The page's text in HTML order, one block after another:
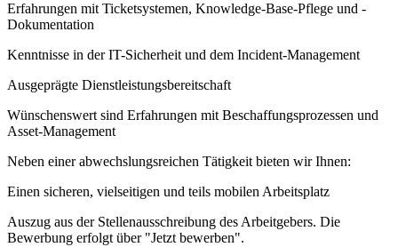
Erfahrungen mit Ticketsystemen, Knowledge-Base-Pflege und -
Dokumentation
Kenntnisse in der IT-Sicherheit und dem Incident-Management
Ausgeprägte Dienstleistungsbereitschaft
Wünschenswert sind Erfahrungen mit Beschaffungsprozessen und
Asset-Management
Neben einer abwechslungsreichen Tätigkeit bieten wir Ihnen:
Einen sicheren, vielseitigen und teils mobilen Arbeitsplatz
Auszug aus der Stellenausschreibung des Arbeitgebers. Die
Bewerbung erfolgt über "Jetzt bewerben".